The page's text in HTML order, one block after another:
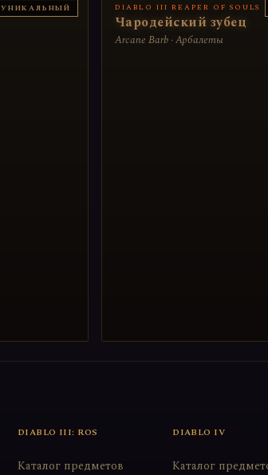
УНИКАЛЬНЫЙ DIABLO III REAPER OF SOULS
Чародейский зубец
Arcane Barb · Арбалеты
DIABLO III: ROS
Каталог предметов
DIABLO IV
Каталог